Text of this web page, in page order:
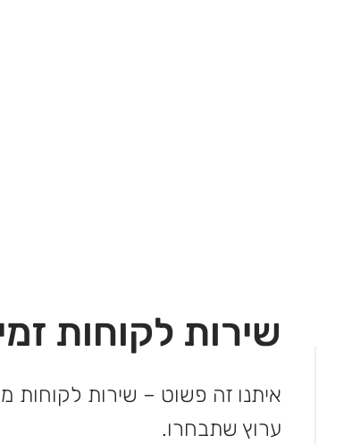
שירות לקוחות
איתנו זה פשוט – שירות לקוחות
ערוץ שתבחרו.